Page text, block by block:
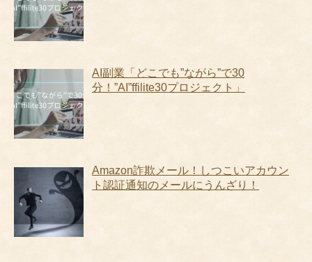
AI副業「どこでも”ながら”で30
分！”AI”ffilite30プロジェクト」
Amazon詐欺メール！しつこいアカウン
ト認証通知のメールにうんざり！